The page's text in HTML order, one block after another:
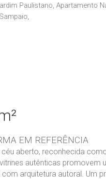
Paulistano,
EM REFERÊNCIA
aberto, reconhecida
autênticas
arquitetura autoral.